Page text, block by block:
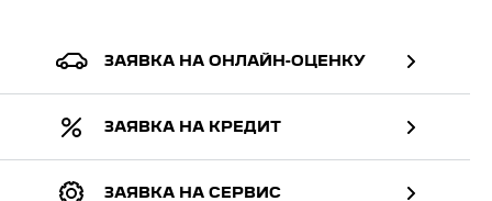
ЗАЯВКА НА ОНЛАЙН-ОЦЕНКУ
ЗАЯВКА НА КРЕДИТ
ЗАЯВКА НА СЕРВИС